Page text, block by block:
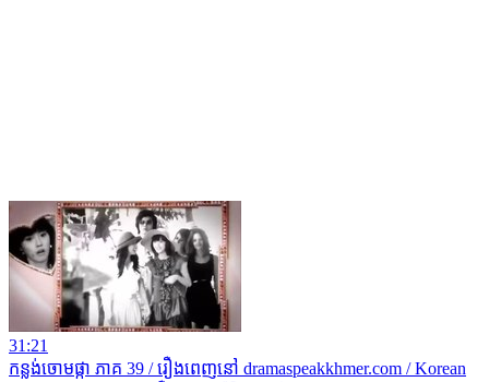
31:21
កន្លង់ចោមផ្កា ភាគ 39 / រឿងពេញនៅ dramaspeakkhmer.com / Korean